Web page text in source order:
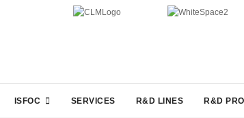
ISFOC SERVICES R&D LINES R&D